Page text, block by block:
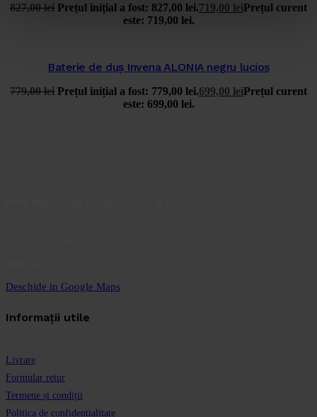
827,00lei Prețul inițial a fost: 827,00 lei.719,00 leiPrețul curent
este: 719,00 lei.
Baterie de duș Invena ALONIA negru lucios
779,00lei Prețul inițial a fost: 779,00 lei.699,00 leiPrețul curent
este: 699,00 lei.
Deschide in Google Maps
Informații utile
Livrare
Formular retur
Termene și condiții
Politica de confidențialitate